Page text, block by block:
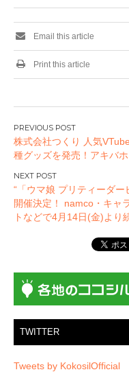
Email this article
Print this article
投
稿
ナ
ビ
ゲ
ー
ン
株式会社つくり 人気
種グッズを発売！アキバ
“「ウマ娘 プリティーダ
開催決定！ namco・キャ
トなどで4月14日(金)より
TWITTER
Tweets by KokosilOfficial